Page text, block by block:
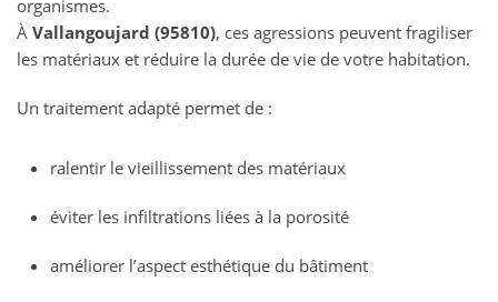
organismes.
À Vallangoujard (95810), ces agressions peuvent fragiliser
les matériaux et réduire la durée de vie de votre habitation.
Un traitement adapté permet de :
ralentir le vieillissement des matériaux
éviter les infiltrations liées à la porosité
améliorer l’aspect esthétique du bâtiment